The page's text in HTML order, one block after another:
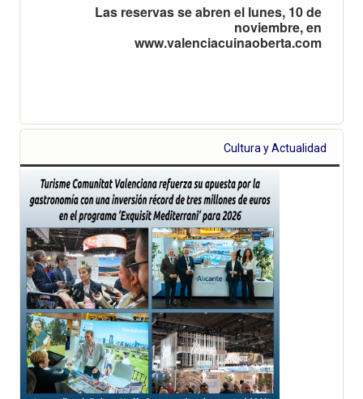
Las reservas se abren el lunes, 10 de
noviembre, en
www.valenciacuinaoberta.com
Cultura y Actualidad